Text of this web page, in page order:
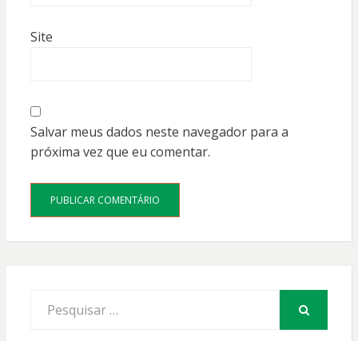
Site
Salvar meus dados neste navegador para a
próxima vez que eu comentar.
por: